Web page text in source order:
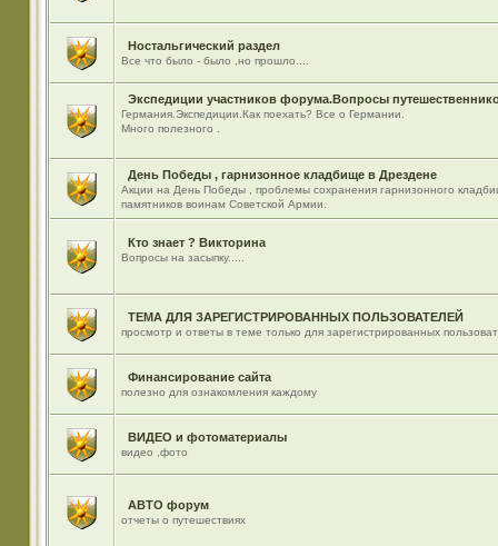
Ностальгический раздел
Все что было - было ,но прошло....
Экспедиции участников форума.Вопросы
Германия.Экспедиции.Как поехать? Все о Германии.
Много полезного .
День Победы , гарнизонное кладбище в Дрездене
Акции на День Победы , проблемы сохранения гарнизонного
памятников воинам Советской Армии.
Кто знает ? Викторина
Вопросы на засыпку.....
ТЕМА ДЛЯ ЗАРЕГИСТРИРОВАННЫХ ПОЛЬЗОВАТЕЛЕЙ
просмотр и ответы в теме только для зарегистрированных
Финансирование сайта
полезно для ознакомления каждому
ВИДЕО и фотоматериалы
видео ,фото
АВТО форум
отчеты о путешествиях